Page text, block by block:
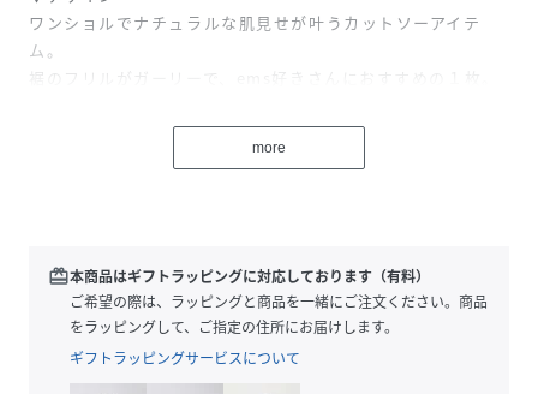
ワンショルでナチュラルな肌見せが叶うカットソーアイテ
ム。
裾のフリルがガーリーで、ems好きさんにおすすめの１枚。
ナチュラルにコーデに取り入れられるので、１枚でオシャレ
どんなボトムと合わせてもおしゃれ感溢れるデザインアイテ
ショートパンツやデニムスカートと合わせるのもおすすめ♪
------------------------------
more
redeem本商品はギフトラッピングに対応しております（有料）
ご希望の際は、ラッピングと商品を一緒にご注文ください。商品
をラッピングして、ご指定の住所にお届けします。
ギフトラッピングサービスについて